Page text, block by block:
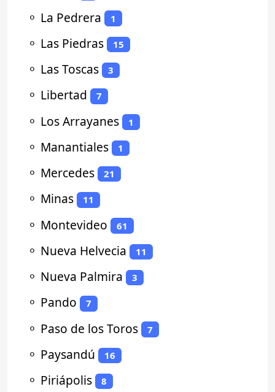
⚬ La Pedrera 1
⚬ Las Piedras 15
⚬ Las Toscas 3
⚬ Libertad 7
⚬ Los Arrayanes 1
⚬ Manantiales 1
⚬ Mercedes 21
⚬ Minas 11
⚬ Montevideo 61
⚬ Nueva Helvecia 11
⚬ Nueva Palmira 3
⚬ Pando 7
⚬ Paso de los Toros 7
⚬ Paysandú 16
⚬ Piriápolis 8